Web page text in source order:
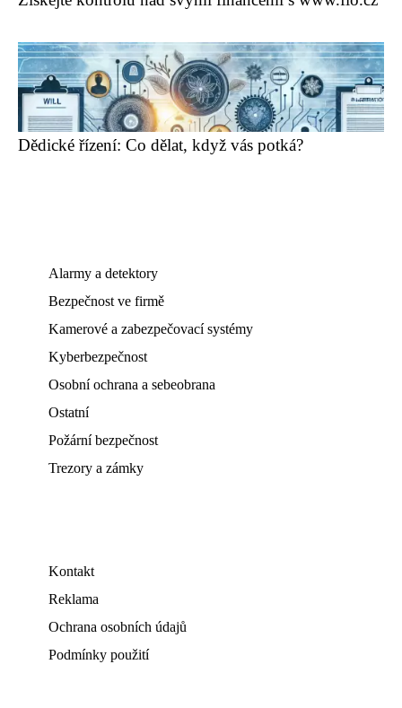
Dědické řízení: Co dělat, když vás potká?
Alarmy a detektory
Bezpečnost ve firmě
Kamerové a zabezpečovací systémy
Kyberbezpečnost
Osobní ochrana a sebeobrana
Ostatní
Požární bezpečnost
Trezory a zámky
Kontakt
Reklama
Ochrana osobních údajů
Podmínky použití